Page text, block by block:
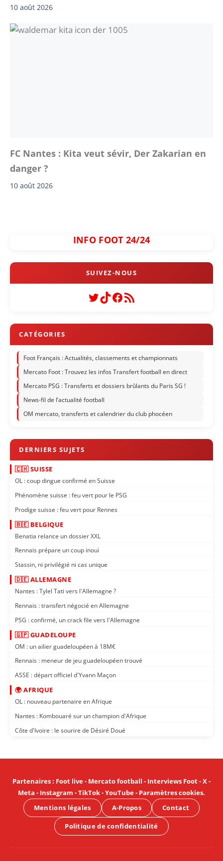
10 août 2026
FC Nantes : Kita veut sévir, Der Zakarian en
danger ?
10 août 2026
INFO FOOT 24/24
Twitter
TikTok
Facebook
Flux RSS
Foot Français : Actualités, classements et championnats
Mercato Foot : Trouvez les infos Transfert football en direct
Mercato PSG : Transferts et dossiers brûlants du Paris SG !
News-fil de l’actualité football
OM mercato, transferts et calendrier du club phocéen
🇨🇭 SUISSE
OL : coup dingue confirmé en Suisse
Phénomène suisse : feu vert pour le PSG
Prodige suisse : feu vert pour Rennes
🇧🇪 BELGIQUE
Benatia relance un dossier XXL
Rennais prépare un coup inouï
Stassin, ni privilégié ni cas unique
🇩🇪 ALLEMAGNE
Nantes : Tylel Tati vers l'Allemagne ?
Rennais : transfert négocié en Allemagne
PSG : confirmé, un crack file vers l'Allemagne
🇬🇵 GUADELOUPE
OM : un ailier guadeloupéen à 18M€
Rennais : meneur de jeu guadeloupéen trouvé
ASSE : départ officiel d'Yvann Maçon
🌍 AFRIQUE
OL : nouveau partenaire en Afrique
Nantes : Kombouaré sur un champion d'Afrique
Côte d'Ivoire : le sourire de Désiré Doué
Partenaires: Foot live- Mercato football - Interviews Foot-X-
Meta - Instagram -TikTok-YouTube- Paramètres cookies.
Mentions légales
A-Propos Contact
Politique de confidentialité